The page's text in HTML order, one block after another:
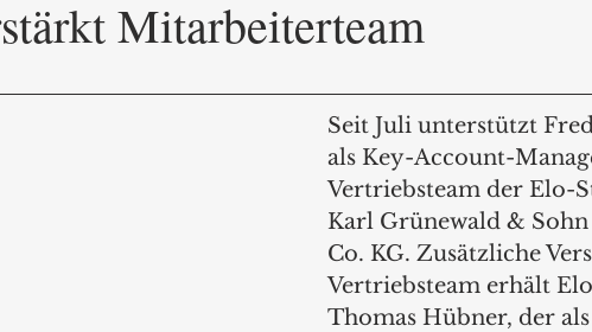
Mitarbeiterteam
Seit Juli unterstützt
als Key-Account-
Vertriebsteam der Elo-
Karl Grünewald &
Co. KG. Zusätzliche
Vertriebsteam erhält
Thomas Hübner, der